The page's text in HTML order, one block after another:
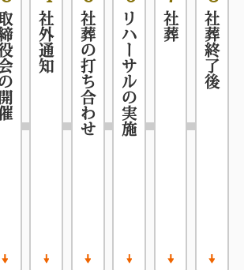
亡くなった場合は、後継者が取引
関係者に対して事業の承継を宣言
ます。
石であるということを示すために
なく運営することが重要です。社
社のイメージを左右することもあ
ついて詳しくはお問合せ下さい
の開催 社外通知 社葬の打ち合わせ リハーサルの実施 社葬 社葬終了後